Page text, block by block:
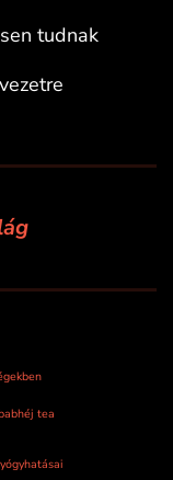
tudnak
tea